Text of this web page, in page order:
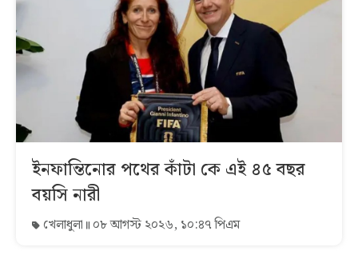
ইনফান্তিনোর পথের কাঁটা কে এই ৪৫ বছর
বয়সি নারী
খেলাধুলা ০৮ আগস্ট ২০২৬, ১০:৪৭ পিএম